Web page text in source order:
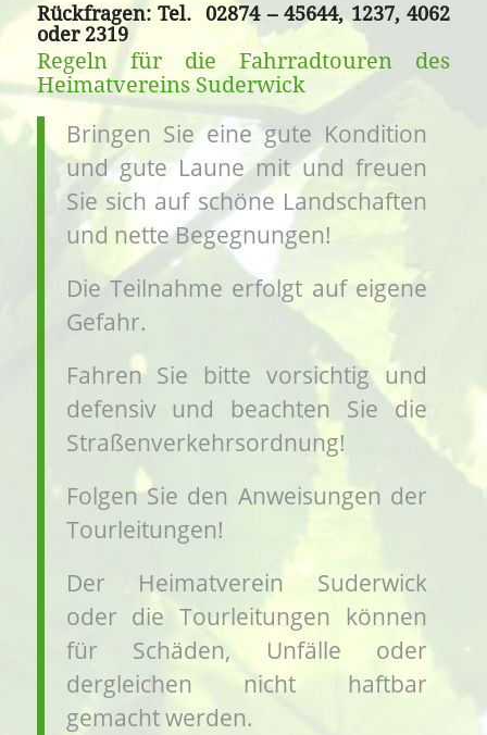
Rückfragen: Tel. 02874 – 45644, 1237, 4062
oder 2319
Regeln für die Fahrradtouren des
Heimatvereins Suderwick
Bringen Sie eine gute Kondition
und gute Laune mit und freuen
Sie sich auf schöne Landschaften
und nette Begegnungen!
Die Teilnahme erfolgt auf eigene
Gefahr.
Fahren Sie bitte vorsichtig und
defensiv und beachten Sie die
Straßenverkehrsordnung!
Folgen Sie den Anweisungen der
Tourleitungen!
Der Heimatverein Suderwick
oder die Tourleitungen können
für Schäden, Unfälle oder
dergleichen nicht haftbar
gemacht werden.